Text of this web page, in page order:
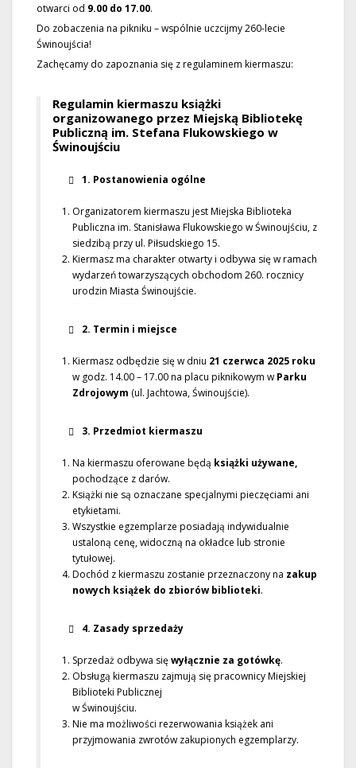
otwarci od 9.00 do 17.00.
Do zobaczenia na pikniku – wspólnie uczcijmy 260-lecie
Świnoujścia!
Zachęcamy do zapoznania się z regulaminem kiermaszu:
Regulamin kiermaszu książki
organizowanego przez Miejską Bibliotekę
Publiczną im. Stefana Flukowskiego w
Świnoujściu
1. Postanowienia ogólne
Organizatorem kiermaszu jest Miejska Biblioteka
Publiczna im. Stanisława Flukowskiego w Świnoujściu, z
siedzibą przy ul. Piłsudskiego 15.
Kiermasz ma charakter otwarty i odbywa się w ramach
wydarzeń towarzyszących obchodom 260. rocznicy
urodzin Miasta Świnoujście.
2. Termin i miejsce
Kiermasz odbędzie się w dniu 21 czerwca 2025 roku
w godz. 14.00 – 17.00 na placu piknikowym w Parku
Zdrojowym (ul. Jachtowa, Świnoujście).
3. Przedmiot kiermaszu
Na kiermaszu oferowane będą książki używane,
pochodzące z darów.
Książki nie są oznaczane specjalnymi pieczęciami ani
etykietami.
Wszystkie egzemplarze posiadają indywidualnie
ustaloną cenę, widoczną na okładce lub stronie
tytułowej.
Dochód z kiermaszu zostanie przeznaczony na zakup
nowych książek do zbiorów biblioteki.
4. Zasady sprzedaży
Sprzedaż odbywa sięwyłącznie za gotówkę.
Obsługą kiermaszu zajmują się pracownicy Miejskiej
Biblioteki Publicznej
w Świnoujściu.
Nie ma możliwości rezerwowania książek ani
przyjmowania zwrotów zakupionych egzemplarzy.